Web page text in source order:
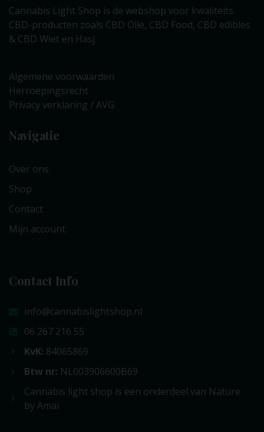
Cannabis Light Shop is de webshop voor kwaliteits
CBD-producten zoals CBD Olie, CBD Food, CBD edibles
& CBD Wiet en Hasj.
Algemene voorwaarden
Herroepingsrecht
Privacy verklaring / AVG
Navigatie
Over ons
Shop
Contact
Mijn account
Contact Info
info@cannabislightshop.nl
06 267 216 55
KvK: 84065869
Btw nr: NL003906600B69
Cannabis light shop is een onderdeel van Nature
by Amai